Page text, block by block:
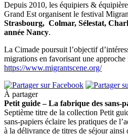
Depuis 2010, les équipiers &
Grand Est organisent le festival
Strasbourg, Colmar, Sélestat,
année Nancy.
La Cimade poursuit l’objectif
migrations en favorisant une
https://www.migrantscene.org/
À partager
Petit guide – La fabrique des sans-
Septième titre de la collection Petit
sans-papiers éclaire les pratiques de
à la délivrance de titres de séjour ainsi